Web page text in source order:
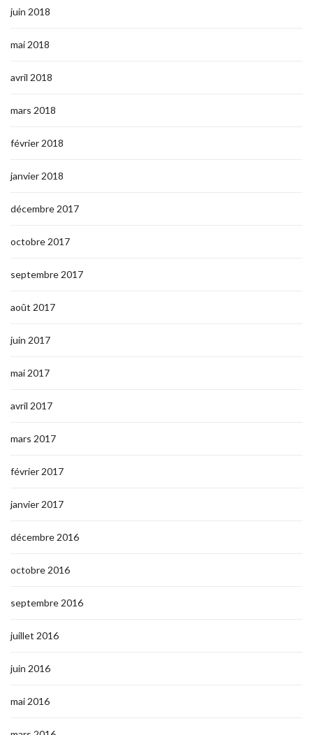
juin 2018
mai 2018
avril 2018
mars 2018
février 2018
janvier 2018
décembre 2017
octobre 2017
septembre 2017
août 2017
juin 2017
mai 2017
avril 2017
mars 2017
février 2017
janvier 2017
décembre 2016
octobre 2016
septembre 2016
juillet 2016
juin 2016
mai 2016